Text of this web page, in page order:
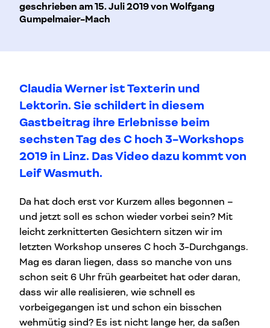
geschrieben am 15. Juli 2019 von Wolfgang
Gumpelmaier-Mach
Claudia Werner ist Texterin und
Lektorin. Sie schildert in diesem
Gastbeitrag ihre Erlebnisse beim
sechsten Tag des C hoch 3-Workshops
2019 in Linz. Das Video dazu kommt von
Leif Wasmuth.
Da hat doch erst vor Kurzem alles begonnen –
und jetzt soll es schon wieder vorbei sein? Mit
leicht zerknitterten Gesichtern sitzen wir im
letzten Workshop unseres C hoch 3-Durchgangs.
Mag es daran liegen, dass so manche von uns
schon seit 6 Uhr früh gearbeitet hat oder daran,
dass wir alle realisieren, wie schnell es
vorbeigegangen ist und schon ein bisschen
wehmütig sind? Es ist nicht lange her, da saßen